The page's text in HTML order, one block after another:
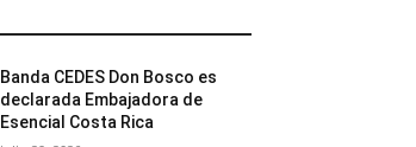
Banda CEDES Don Bosco es
declarada Embajadora de
Esencial Costa Rica